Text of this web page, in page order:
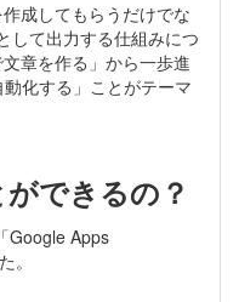
成してもらうだけでな
して出力する仕組みにつ
章を作る」から一歩進
化する」ことがテーマ
できるの？
Google Apps
。